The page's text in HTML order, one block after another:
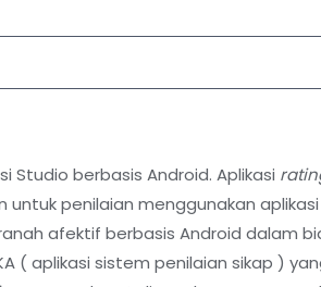
Studio berbasis Android. Aplikasi
penilaian menggunakan
afektif berbasis Android dalam
( aplikasi sistem penilaian sikap )